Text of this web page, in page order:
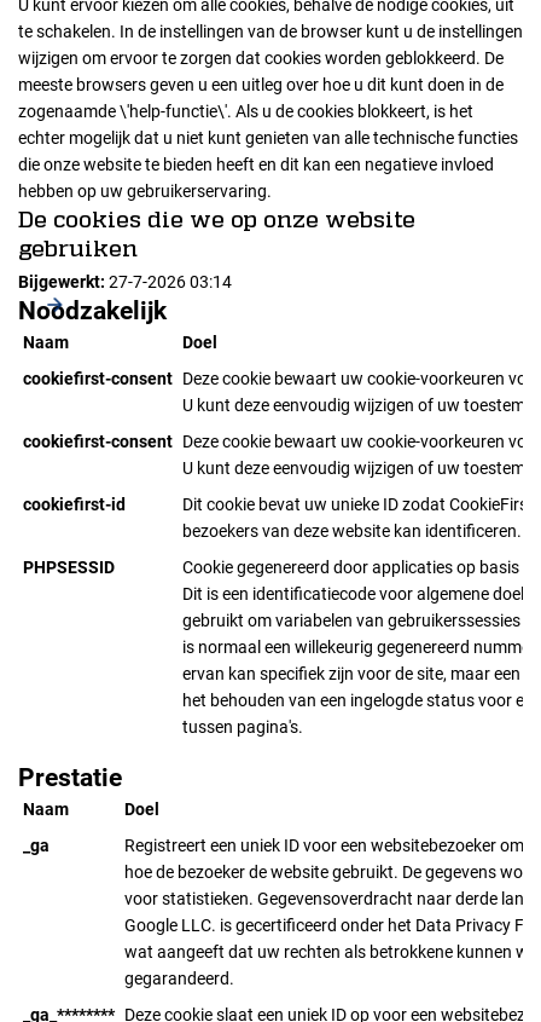
U kunt ervoor kiezen om alle cookies, behalve de nodige cookies, uit
te schakelen. In de instellingen van de browser kunt u de instellingen
wijzigen om ervoor te zorgen dat cookies worden geblokkeerd. De
meeste browsers geven u een uitleg over hoe u dit kunt doen in de
zogenaamde \'help-functie\'. Als u de cookies blokkeert, is het
echter mogelijk dat u niet kunt genieten van alle technische functies
die onze website te bieden heeft en dit kan een negatieve invloed
hebben op uw gebruikerservaring.
De cookies die we op onze website
gebruiken
Bijgewerkt: 27-7-2026 03:14
Noodzakelijk
Naam
Doel
cookiefirst-consent Deze cookie bewaart uw cookie-voorkeuren
U kunt deze eenvoudig wijzigen of uw
cookiefirst-consent Deze cookie bewaart uw cookie-voorkeuren
U kunt deze eenvoudig wijzigen of uw
cookiefirst-id
Dit cookie bevat uw unieke ID zodat CookieFirst
bezoekers van deze website kan identificeren.
PHPSESSID
Cookie gegenereerd door applicaties op basis
Dit is een identificatiecode voor algemene
gebruikt om variabelen van gebruikerssessies
is normaal een willekeurig gegenereerd
ervan kan specifiek zijn voor de site, maar een
het behouden van een ingelogde status voor
tussen pagina's.
Prestatie
Naam
Doel
_ga
Registreert een uniek ID voor een websitebezoeker om
hoe de bezoeker de website gebruikt. De gegevens
voor statistieken. Gegevensoverdracht naar derde
Google LLC. is gecertificeerd onder het Data Privacy
wat aangeeft dat uw rechten als betrokkene kunnen
gegarandeerd.
_ga_******** Deze cookie slaat een uniek ID op voor een